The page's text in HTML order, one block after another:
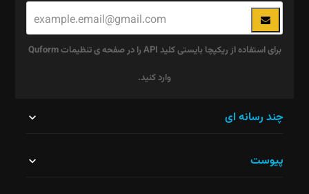
برای استفاده از ریکپچا بایستی کلید API را در صفحه ی تنظیمات Quform
وارد کنید.
نباید
چند رسانه ای
پیوست